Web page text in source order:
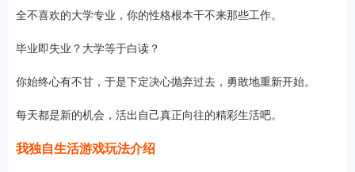
资讯
专题
全不喜欢的大学专业，你的性格根本干不来那些工作。
毕业即失业？大学等于白读？
你始终心有不甘，于是下定决心抛弃过去，勇敢地重新开始。
每天都是新的机会，活出自己真正向往的精彩生活吧。
我独自生活游戏玩法介绍